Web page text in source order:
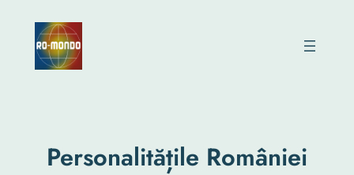
content
Personalitățile României